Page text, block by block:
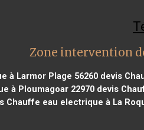
Zone intervention
à Larmor Plage 56260devis
à Ploumagoar 22970devis
Chauffe eau electrique à La